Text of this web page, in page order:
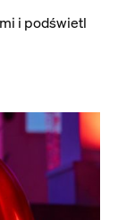
i podświetl